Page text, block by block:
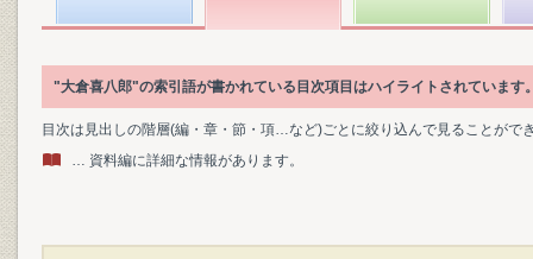
"大倉喜八郎"の索引語が書かれている目次項目はハイライトされています
目次は見出しの階層(編・章・節・項…など)ごとに絞り込んで見ることがで
… 資料編に詳細な情報があります。